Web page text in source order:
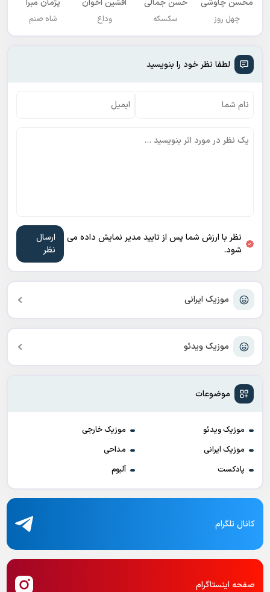
موزیک ایرانی
موزیک ویدئو
موضوعات
موزیک ویدئو
موزیک خارجی
موزیک ایرانی
مداحی
پادکست
آلبوم
محسن چاوشی
چهل روز
حسن جمالی
سکسکه
افشين اخوان
وداع
پژمان مبرا
شاه صنم
لطفا نظر خود را بنویسید
نظر با ارزش شما پس از تایید مدیر نمایش داده می
شود.
کانال تلگرام
صفحه اینستاگرام